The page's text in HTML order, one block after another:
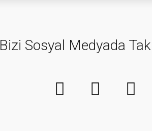
Bizi Sosyal Medyada